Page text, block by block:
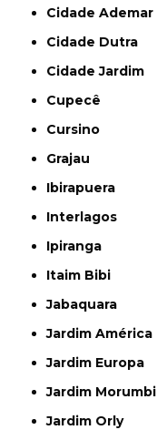
Cidade Ademar
Cidade Dutra
Cidade Jardim
Cupecê
Cursino
Grajau
Ibirapuera
Interlagos
Ipiranga
Itaim Bibi
Jabaquara
Jardim América
Jardim Europa
Jardim Morumbi
Jardim Orly